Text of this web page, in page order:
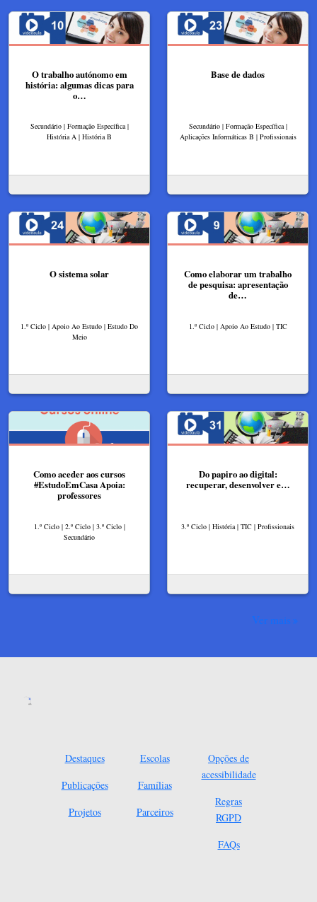
O trabalho autónomo em
história: algumas dicas para
o…
Secundário | Formação Específica |
História A | História B
Base de dados
Secundário | Formação Específica |
Aplicações Informáticas B | Profissionais
O sistema solar
1.º Ciclo | Apoio Ao Estudo | Estudo Do
Meio
Como elaborar um trabalho
de pesquisa: apresentação
de…
1.º Ciclo | Apoio Ao Estudo | TIC
Como aceder aos cursos
#EstudoEmCasa Apoia:
professores
1.º Ciclo | 2.º Ciclo | 3.º Ciclo |
Secundário
Do papiro ao digital:
recuperar, desenvolver e…
3.º Ciclo | História | TIC | Profissionais
Ver mais
Destaques
Publicações
Projetos
Escolas
Famílias
Parceiros
Opções de
acessibilidade
Regras
RGPD
FAQs